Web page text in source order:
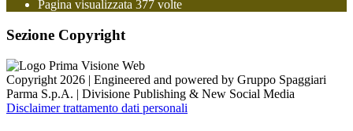
Pagina visualizzata 377 volte
Sezione Copyright
Copyright 2026 | Engineered and powered by Gruppo Spaggiari
Parma S.p.A. | Divisione Publishing & New Social Media
Disclaimer trattamento dati personali